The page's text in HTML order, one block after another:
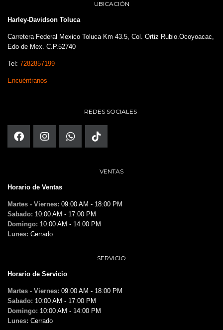
UBICACIÓN
Harley-Davidson Toluca
Carretera Federal Mexico Toluca Km 43.5, Col. Ortiz Rubio.Ocoyoacac,
Edo de Mex. C.P.52740
Tel: 7282857199
Encuéntranos
REDES SOCIALES
VENTAS
Horario de Ventas
Martes - Viernes: 09:00 AM - 18:00 PM
Sabado: 10:00 AM - 17:00 PM
Domingo: 10:00 AM - 14:00 PM
Lunes: Cerrado
SERVICIO
Horario de Servicio
Martes - Viernes: 09:00 AM - 18:00 PM
Sabado: 10:00 AM - 17:00 PM
Domingo: 10:00 AM - 14:00 PM
Lunes: Cerrado